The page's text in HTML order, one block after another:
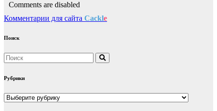
Comments are disabled
Комментарии для сайта Cackle
Поиск
Рубрики
Рубрики